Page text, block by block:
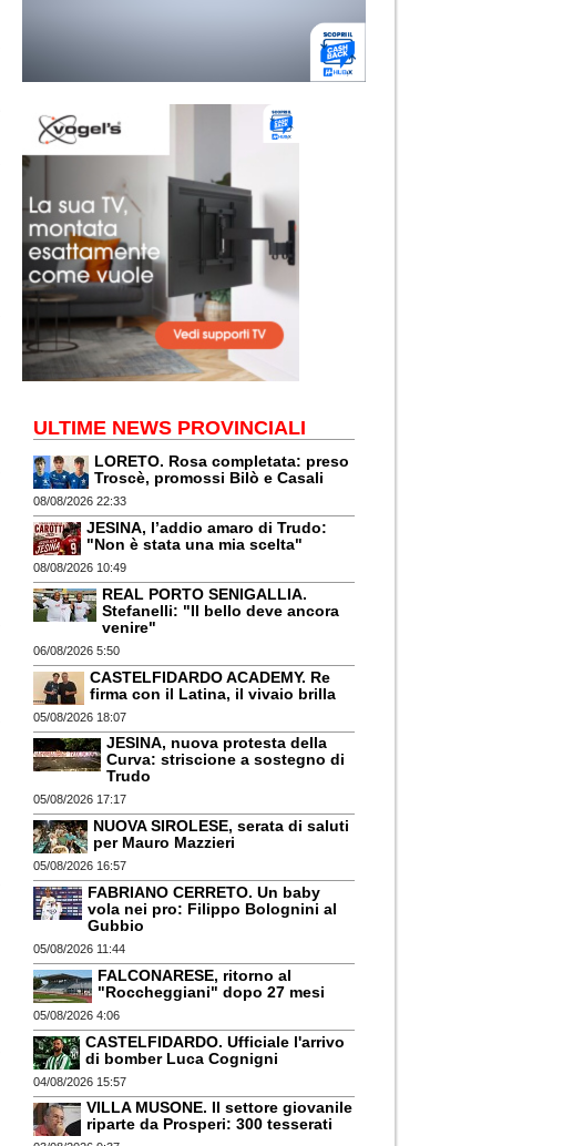
ULTIME NEWS PROVINCIALI
LORETO. Rosa completata: preso
Troscè, promossi Bilò e Casali
08/08/2026 22:33
JESINA, l’addio amaro di Trudo:
"Non è stata una mia scelta"
08/08/2026 10:49
REAL PORTO SENIGALLIA.
Stefanelli: "Il bello deve ancora
venire"
06/08/2026 5:50
CASTELFIDARDO ACADEMY. Re
firma con il Latina, il vivaio brilla
05/08/2026 18:07
JESINA, nuova protesta della
Curva: striscione a sostegno di
Trudo
05/08/2026 17:17
NUOVA SIROLESE, serata di saluti
per Mauro Mazzieri
05/08/2026 16:57
FABRIANO CERRETO. Un baby
vola nei pro: Filippo Bolognini al
Gubbio
05/08/2026 11:44
FALCONARESE, ritorno al
"Roccheggiani" dopo 27 mesi
05/08/2026 4:06
CASTELFIDARDO. Ufficiale l'arrivo
di bomber Luca Cognigni
04/08/2026 15:57
VILLA MUSONE. Il settore giovanile
riparte da Prosperi: 300 tesserati